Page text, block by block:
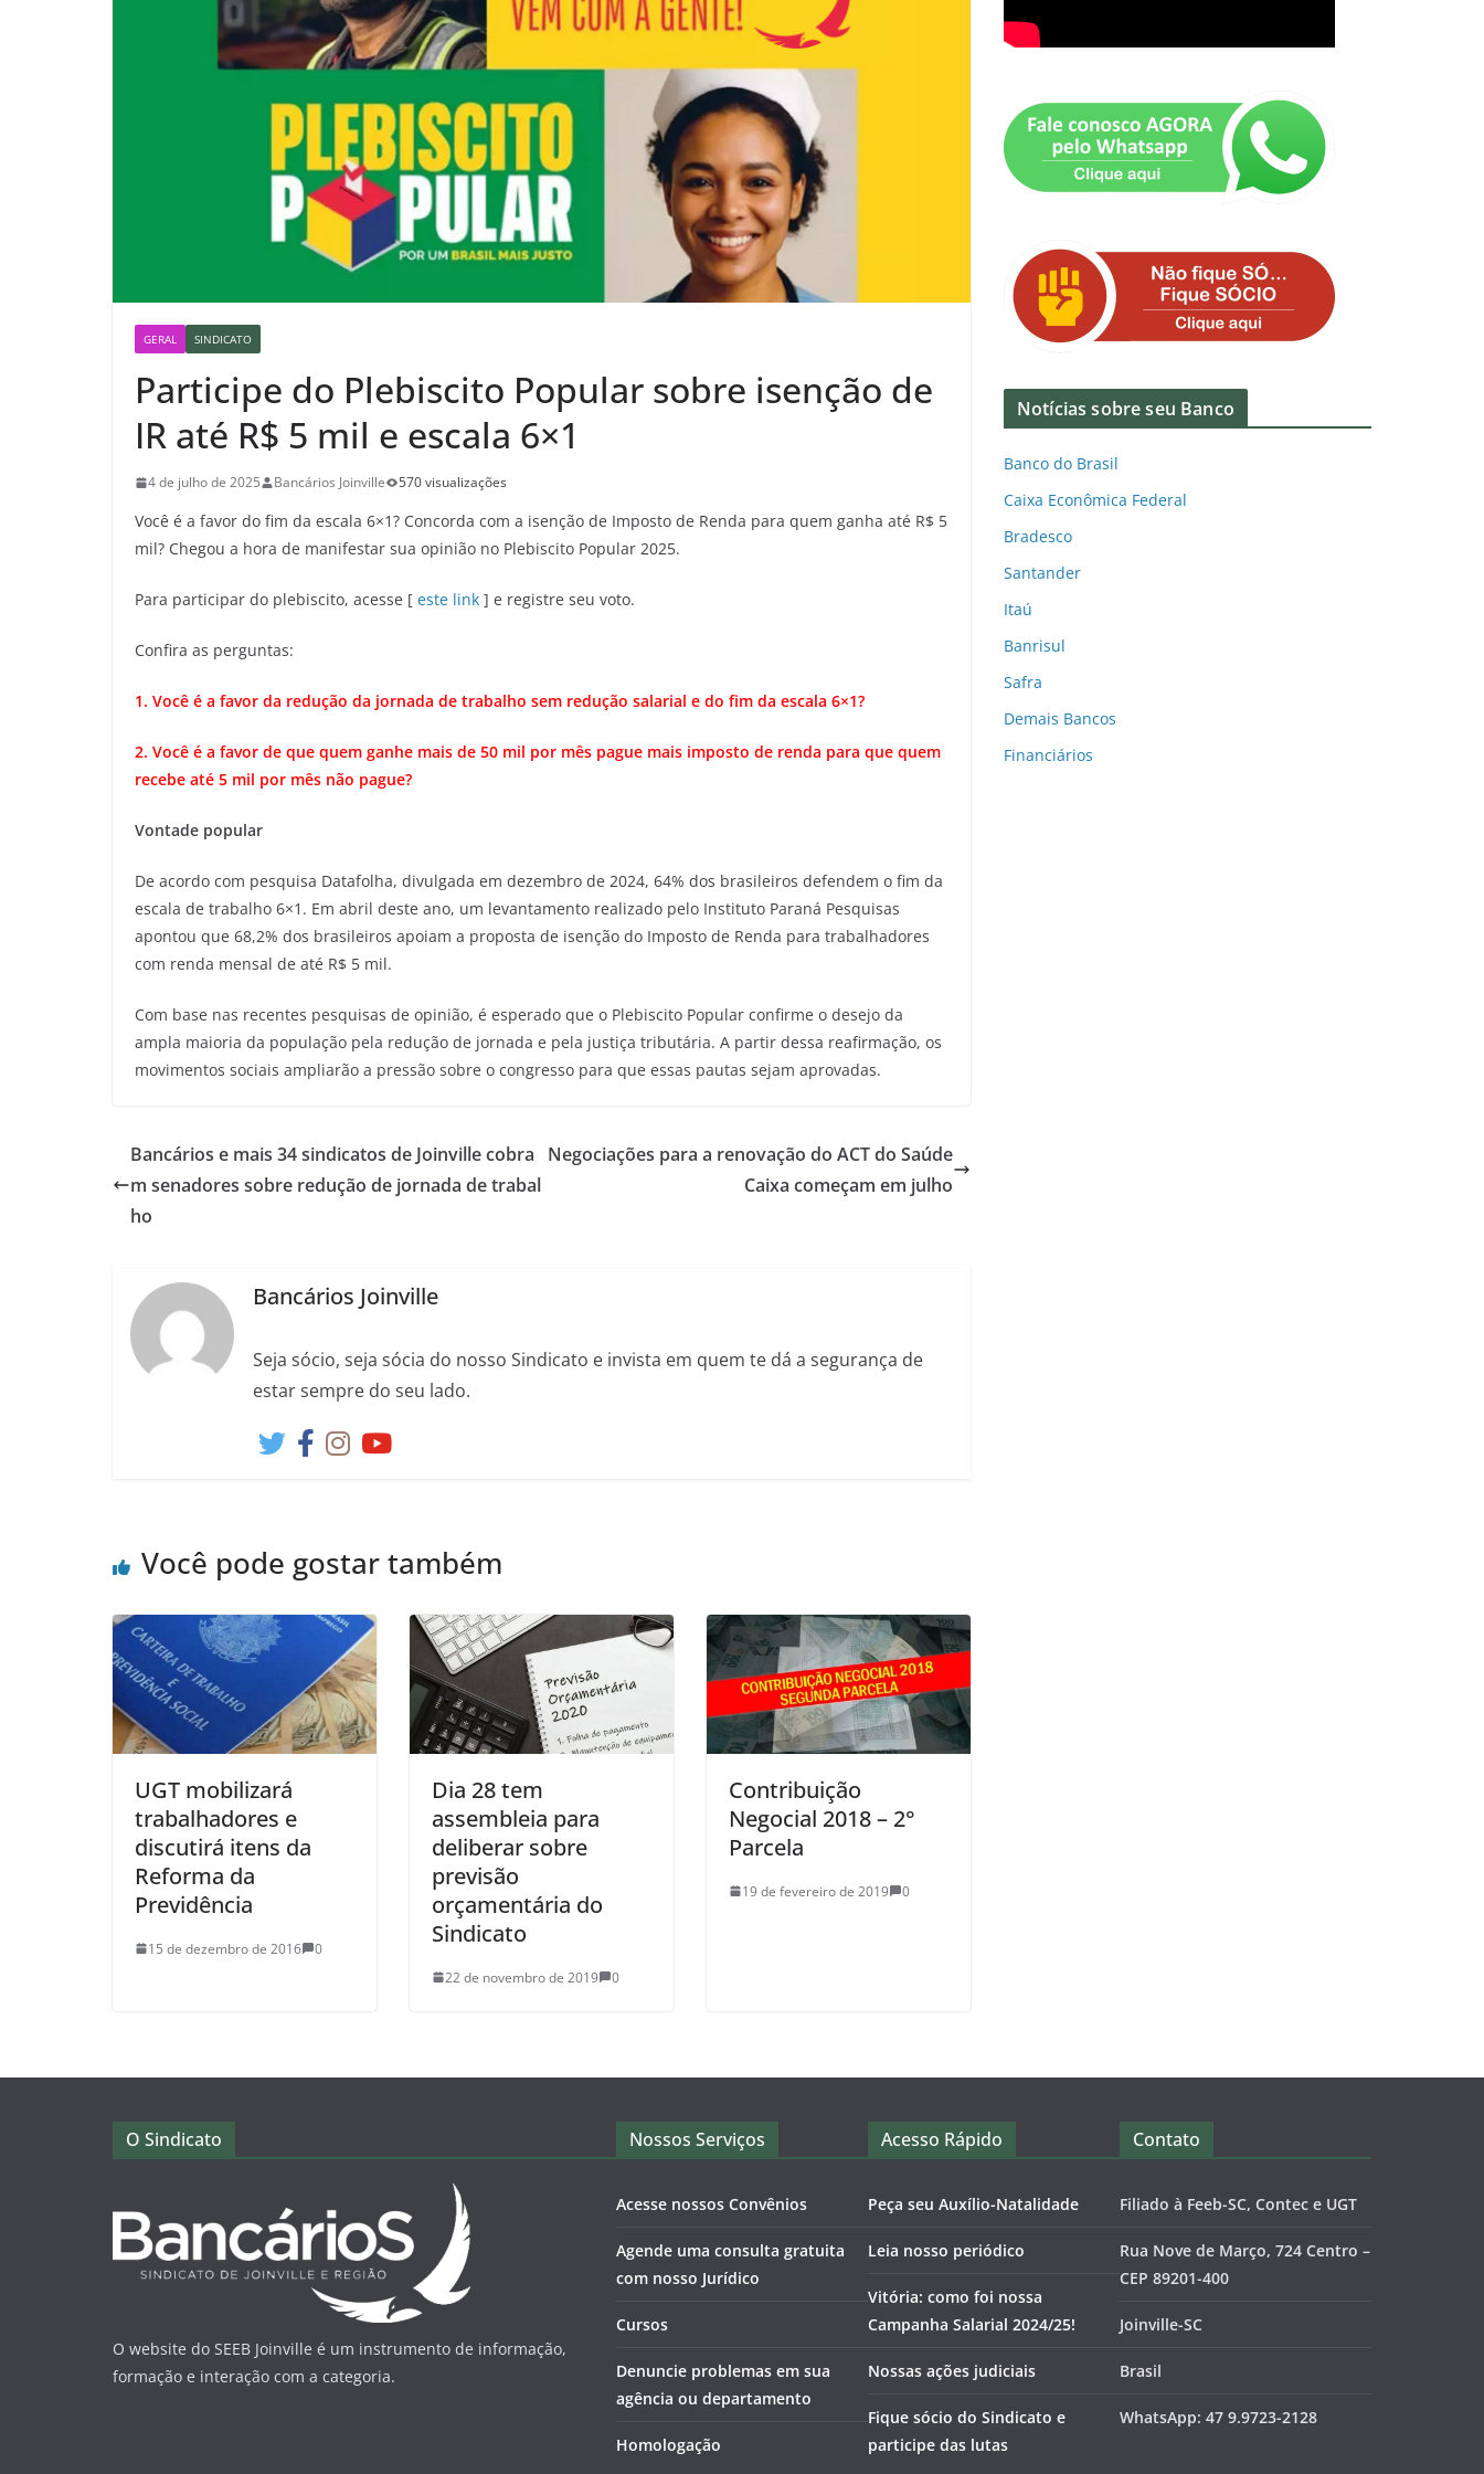
GERAL SINDICATO
Participe do Plebiscito Popular sobre isenção de
IR até R$ 5 mil e escala 6×1
4 de julho de 2025 Bancários Joinville 570 visualizações
Você é a favor do fim da escala 6×1? Concorda com a isenção de Imposto de Renda para quem ganha até R$ 5
mil? Chegou a hora de manifestar sua opinião no Plebiscito Popular 2025.
Para participar do plebiscito, acesse [ este link ] e registre seu voto.
Confira as perguntas:
1. Você é a favor da redução da jornada de trabalho sem redução salarial e do fim da escala 6×1?
2. Você é a favor de que quem ganhe mais de 50 mil por mês pague mais imposto de renda para que quem
recebe até 5 mil por mês não pague?
Vontade popular
De acordo com pesquisa Datafolha, divulgada em dezembro de 2024, 64% dos brasileiros defendem o fim da
escala de trabalho 6×1. Em abril deste ano, um levantamento realizado pelo Instituto Paraná Pesquisas
apontou que 68,2% dos brasileiros apoiam a proposta de isenção do Imposto de Renda para trabalhadores
com renda mensal de até R$ 5 mil.
Com base nas recentes pesquisas de opinião, é esperado que o Plebiscito Popular confirme o desejo da
ampla maioria da população pela redução de jornada e pela justiça tributária. A partir dessa reafirmação, os
movimentos sociais ampliarão a pressão sobre o congresso para que essas pautas sejam aprovadas.
Bancários e mais 34 sindicatos de Joinville cobra
m senadores sobre redução de jornada de trabal
ho
Negociações para a renovação do ACT do Saúde
Caixa começam em julho
Bancários Joinville
Seja sócio, seja sócia do nosso Sindicato e invista em quem te dá a segurança de
estar sempre do seu lado.
Você pode gostar também
UGT mobilizará
trabalhadores e
discutirá itens da
Reforma da
Previdência
15 de dezembro de 2016 0
Dia 28 tem
assembleia para
deliberar sobre
previsão
orçamentária do
Sindicato
22 de novembro de 2019 0
Contribuição
Negocial 2018 – 2°
Parcela
19 de fevereiro de 2019 0
Notícias sobre seu Banco
Banco do Brasil
Caixa Econômica Federal
Bradesco
Santander
Itaú
Banrisul
Safra
Demais Bancos
Financiários
O Sindicato
O website do SEEB Joinville é um instrumento de informação,
formação e interação com a categoria.
Nossos Serviços
Acesse nossos Convênios
Agende uma consulta gratuita
com nosso Jurídico
Cursos
Denuncie problemas em sua
agência ou departamento
Homologação
Acesso Rápido
Peça seu Auxílio-Natalidade
Leia nosso periódico
Vitória: como foi nossa
Campanha Salarial 2024/25!
Nossas ações judiciais
Fique sócio do Sindicato e
participe das lutas
Contato
Filiado à Feeb-SC, Contec e UGT
Rua Nove de Março, 724 Centro –
CEP 89201-400
Joinville-SC
Brasil
WhatsApp: 47 9.9723-2128